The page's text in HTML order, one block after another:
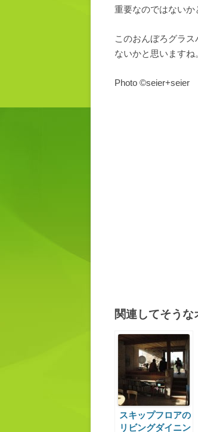
重要なのではないか
このおんぼろグラ
ないかと思いますね
Photo ©seier+seier
関連してそうな
スキップフロアの
リビングダイニン